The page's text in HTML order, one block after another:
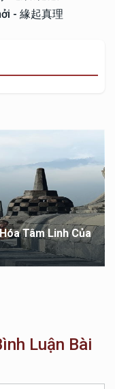
- 緣起真理
Tâm Linh Của
Luận Bài